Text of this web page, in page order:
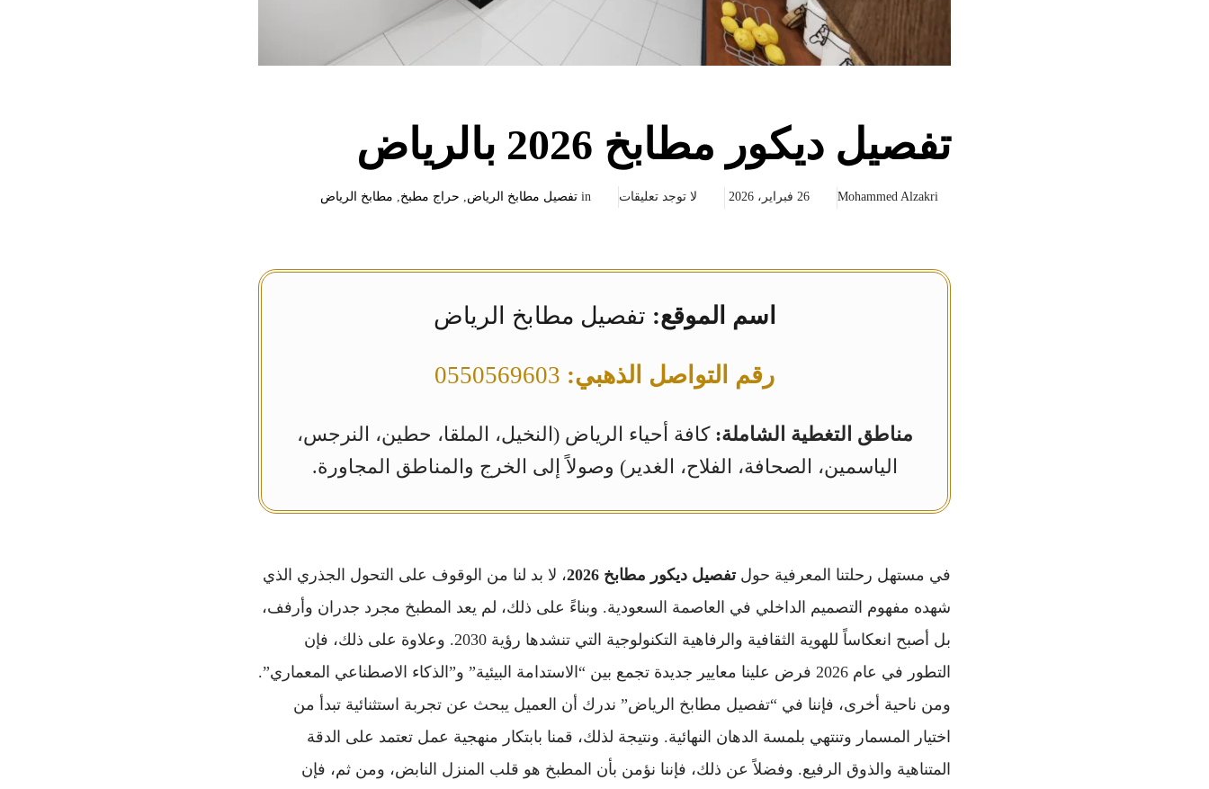
تفصيل ديكور مطابخ 2026 بالرياض
Mohammed Alzakri 26 فبراير، 2026 لا توجد تعليقات in تفصيل مطابخ الرياض, حراج مطبخ, مطابخ الرياض
اسم الموقع: تفصيل مطابخ الرياض
رقم التواصل الذهبي: 0550569603
مناطق التغطية الشاملة: كافة أحياء الرياض (النخيل، الملقا، حطين، النرجس،
الياسمين، الصحافة، الفلاح، الغدير) وصولاً إلى الخرج والمناطق المجاورة.
في مستهل رحلتنا المعرفية حولتفصيل ديكور مطابخ 2026
، لا بد لنا من الوقوف على التحول الجذري الذي
شهده مفهوم التصميم الداخلي في العاصمة السعودية. وبناءً على ذلك، لم يعد المطبخ مجرد جدران وأرفف،
بل أصبح انعكاساً للهوية الثقافية والرفاهية التكنولوجية التي تنشدها رؤية 2030. وعلاوة على ذلك، فإن
التطور في عام 2026 فرض علينا معايير جديدة تجمع بين “الاستدامة البيئية” و”الذكاء الاصطناعي المعماري”.
ومن ناحية أخرى، فإننا في “تفصيل مطابخ الرياض” ندرك أن العميل يبحث عن تجربة استثنائية تبدأ من
اختيار المسمار وتنتهي بلمسة الدهان النهائية. ونتيجة لذلك، قمنا بابتكار منهجية عمل تعتمد على الدقة
المتناهية والذوق الرفيع. وفضلاً عن ذلك، فإننا نؤمن بأن المطبخ هو قلب المنزل النابض، ومن ثم، فإن